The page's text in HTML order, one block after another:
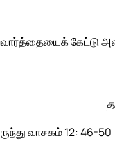
கேட்டு
வாசகம் 12: 46-50